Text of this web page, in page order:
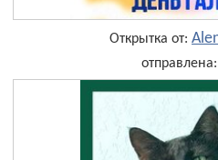
Открытка от: